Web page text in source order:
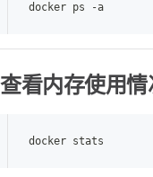
docker ps -a
查看内存使用情
docker stats